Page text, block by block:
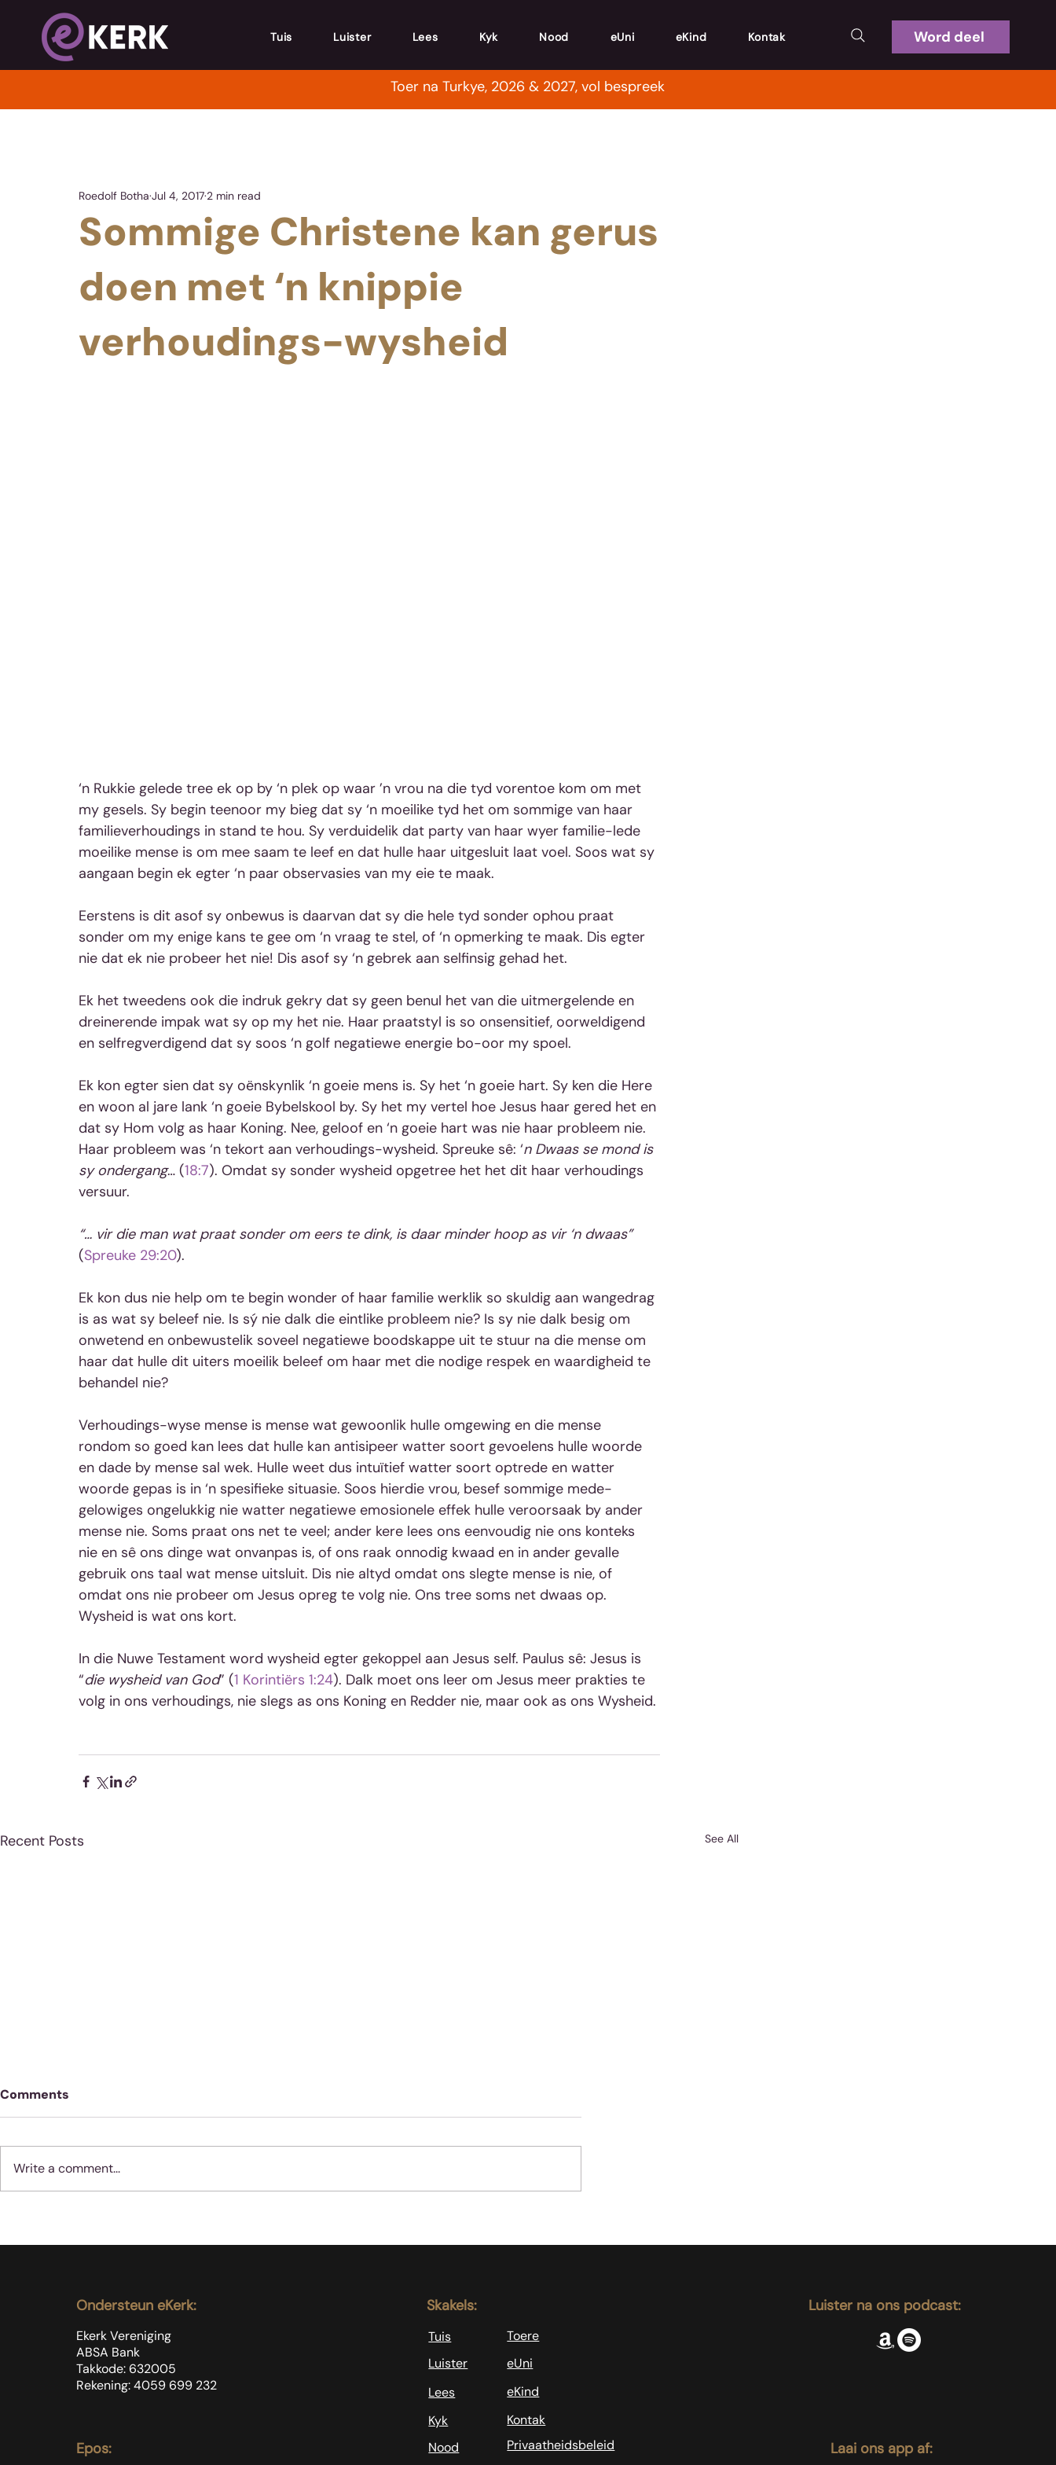
Tuis Luister Lees Kyk Nood eUni eKind Kontak Word deel
Toer na Turkye, 2026 & 2027, vol bespreek
Sommige Christene kan gerus
doen met ‘n knippie
verhoudings-wysheid
Roedolf Botha Jul 4, 2017 2 min read
‘n Rukkie gelede tree ek op by ‘n plek op waar ’n vrou na die tyd vorentoe kom om met
my gesels. Sy begin teenoor my bieg dat sy ‘n moeilike tyd het om sommige van haar
familieverhoudings in stand te hou. Sy verduidelik dat party van haar wyer familie-lede
moeilike mense is om mee saam te leef en dat hulle haar uitgesluit laat voel. Soos wat sy
aangaan begin ek egter ‘n paar observasies van my eie te maak.
Eerstens is dit asof sy onbewus is daarvan dat sy die hele tyd sonder ophou praat
sonder om my enige kans te gee om ‘n vraag te stel, of ‘n opmerking te maak. Dis egter
nie dat ek nie probeer het nie! Dis asof sy ‘n gebrek aan selfinsig gehad het.
Ek het tweedens ook die indruk gekry dat sy geen benul het van die uitmergelende en
dreinerende impak wat sy op my het nie. Haar praatstyl is so onsensitief, oorweldigend
en selfregverdigend dat sy soos ‘n golf negatiewe energie bo-oor my spoel.
Ek kon egter sien dat sy oënskynlik ‘n goeie mens is. Sy het ‘n goeie hart. Sy ken die Here
en woon al jare lank ‘n goeie Bybelskool by. Sy het my vertel hoe Jesus haar gered het en
dat sy Hom volg as haar Koning. Nee, geloof en ‘n goeie hart was nie haar probleem nie.
Haar probleem was ‘n tekort aan verhoudings-wysheid. Spreuke sê: ‘n Dwaas se mond is
sy ondergang… (18:7). Omdat sy sonder wysheid opgetree het het dit haar verhoudings
versuur.
“… vir die man wat praat sonder om eers te dink, is daar minder hoop as vir ‘n dwaas”
(Spreuke 29:20).
Ek kon dus nie help om te begin wonder of haar familie werklik so skuldig aan wangedrag
is as wat sy beleef nie. Is sý nie dalk die eintlike probleem nie? Is sy nie dalk besig om
onwetend en onbewustelik soveel negatiewe boodskappe uit te stuur na die mense om
haar dat hulle dit uiters moeilik beleef om haar met die nodige respek en waardigheid te
behandel nie?
Verhoudings-wyse mense is mense wat gewoonlik hulle omgewing en die mense
rondom so goed kan lees dat hulle kan antisipeer watter soort gevoelens hulle woorde
en dade by mense sal wek. Hulle weet dus intuïtief watter soort optrede en watter
woorde gepas is in ‘n spesifieke situasie. Soos hierdie vrou, besef sommige mede-
gelowiges ongelukkig nie watter negatiewe emosionele effek hulle veroorsaak by ander
mense nie. Soms praat ons net te veel; ander kere lees ons eenvoudig nie ons konteks
nie en sê ons dinge wat onvanpas is, of ons raak onnodig kwaad en in ander gevalle
gebruik ons taal wat mense uitsluit. Dis nie altyd omdat ons slegte mense is nie, of
omdat ons nie probeer om Jesus opreg te volg nie. Ons tree soms net dwaas op.
Wysheid is wat ons kort.
In die Nuwe Testament word wysheid egter gekoppel aan Jesus self. Paulus sê: Jesus is
“die wysheid van God” (1 Korintiërs 1:24). Dalk moet ons leer om Jesus meer prakties te
volg in ons verhoudings, nie slegs as ons Koning en Redder nie, maar ook as ons Wysheid.
Recent Posts See All
Comments
Write a comment...
Ondersteun eKerk:
Ekerk Vereniging
ABSA Bank
Takkode: 632005
Rekening: 4059 699 232
Epos:
Skakels:
Tuis
Toere
Luister
eUni
Lees
eKind
Kyk
Kontak
Nood
Privaatheidsbeleid
Luister na ons podcast:
Laai ons app af: